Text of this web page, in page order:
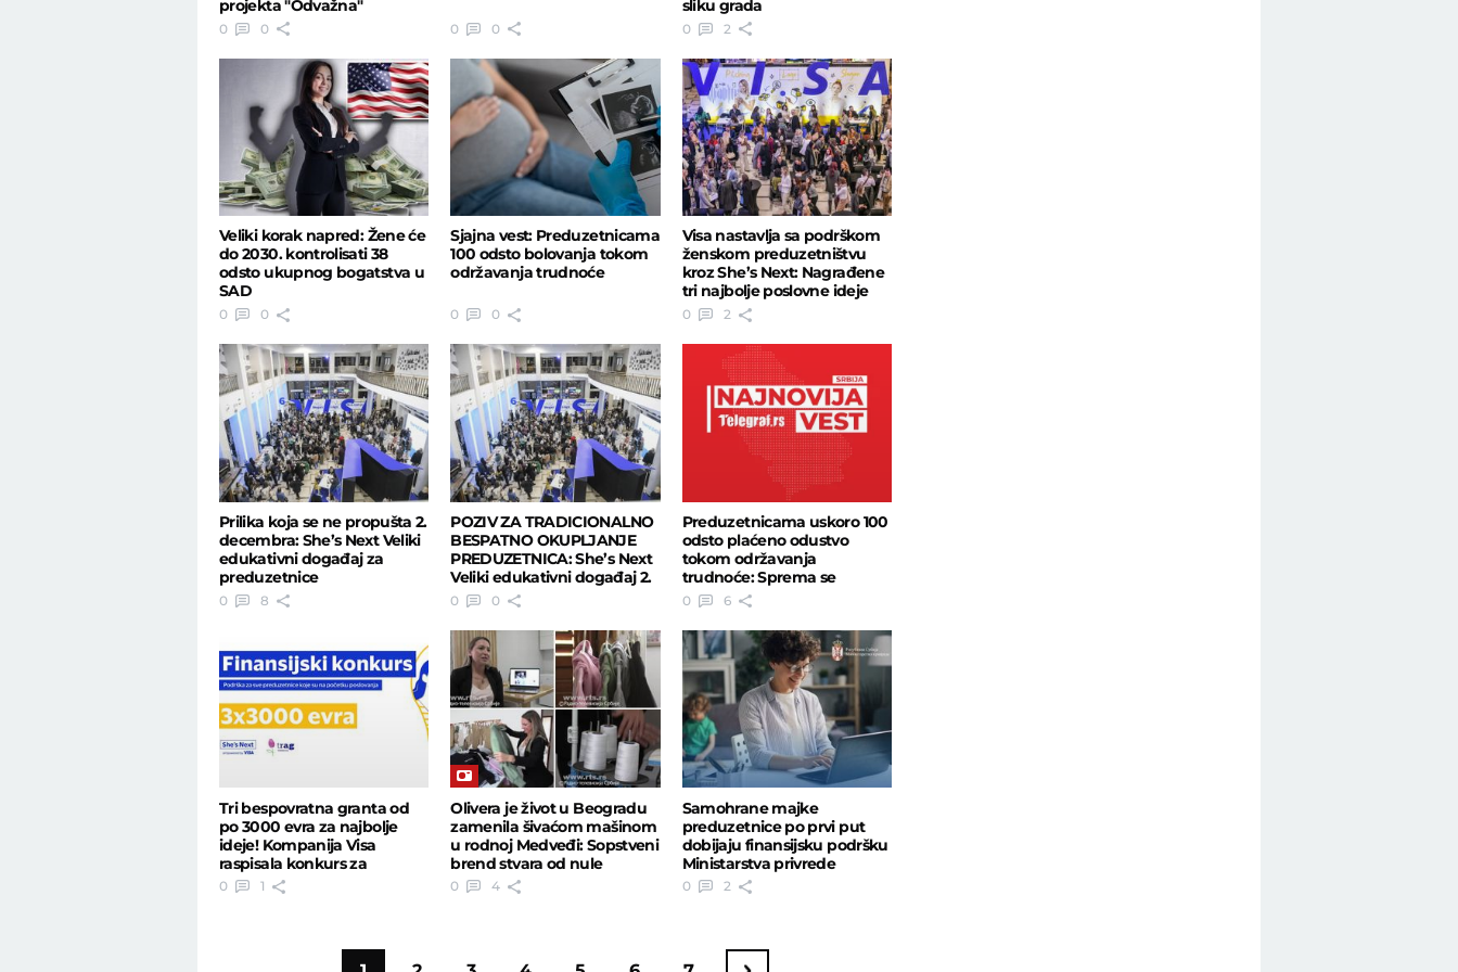
projekta "Odvažna"
0 0 0 0
sliku grada
0 2
Veliki korak napred: Žene će
do 2030. kontrolisati 38
odsto ukupnog bogatstva u
SAD
0 0
Sjajna vest: Preduzetnicama
100 odsto bolovanja tokom
održavanja trudnoće
0 0
Visa nastavlja sa podrškom
ženskom preduzetništvu
kroz She’s Next: Nagrađene
tri najbolje poslovne ideje
0 2
Prilika koja se ne propušta 2.
decembra: She’s Next Veliki
edukativni događaj za
preduzetnice
0 8
POZIV ZA TRADICIONALNO
BESPATNO OKUPLJANJE
PREDUZETNICA: She’s Next
Veliki edukativni događaj 2.
decembra
0 0
Preduzetnicama uskoro 100
odsto plaćeno odustvo
tokom održavanja
trudnoće: Sprema se
izmena Zakona
0 6
Tri bespovratna granta od
po 3000 evra za najbolje
ideje! Kompanija Visa
raspisala konkurs za
preduzetnice
0 1
Olivera je život u Beogradu
zamenila šivaćom mašinom
u rodnoj Medveđi: Sopstveni
brend stvara od nule
0 4
Samohrane majke
preduzetnice po prvi put
dobijaju finansijsku podršku
Ministarstva privrede
0 2